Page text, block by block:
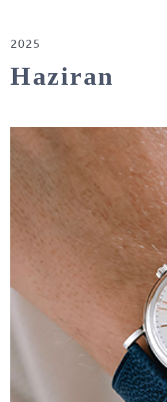
2025
Haziran